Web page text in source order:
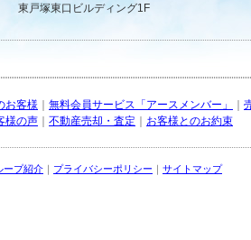
東戸塚東口ビルディング1F
お客様 無料会員サービス「アースメンバー」
様の声 不動産売却・査定 お客様とのお約束
ープ紹介 プライバシーポリシー サイトマップ